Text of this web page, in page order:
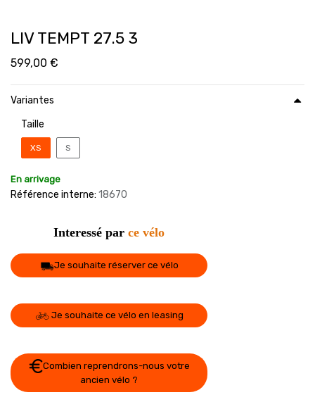
LIV TEMPT 27.5 3
599,00 €
Variantes
Taille
XS S
En arrivage
Référence interne: 18670
Interessé par ce vélo
Je souhaite réserver ce vélo
Je souhaite ce vélo en leasing
Combien reprendrons-nous votre
ancien vélo ?